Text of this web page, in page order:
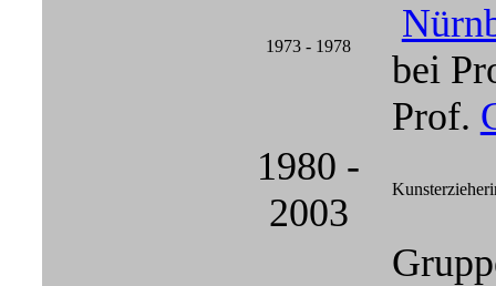
1973 - 1978
bei
Prof.
1980 -
2003